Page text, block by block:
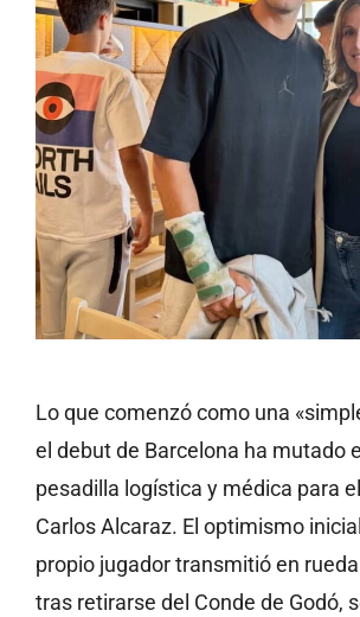
Lo que comenzó como una
el debut de Barcelona ha mutado
pesadilla logística y médica para
Carlos Alcaraz. El optimismo
propio jugador transmitió en
tras retirarse del Conde de Godó,